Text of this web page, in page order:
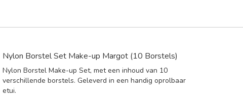
Nylon Borstel Set Make-up Margot (10 Borstels)
Nylon Borstel Make-up Set, met een inhoud van 10
verschillende borstels. Geleverd in een handig oprolbaar
etui.